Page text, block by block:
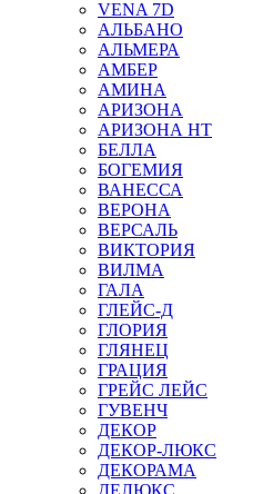
VENA 7D
АЛЬБАНО
АЛЬМЕРА
АМБЕР
АМИНА
АРИЗОНА
АРИЗОНА НТ
БЕЛЛА
БОГЕМИЯ
ВАНЕССА
ВЕРОНА
ВЕРСАЛЬ
ВИКТОРИЯ
ВИЛМА
ГАЛА
ГЛЕЙС-Д
ГЛОРИЯ
ГЛЯНЕЦ
ГРАЦИЯ
ГРЕЙС ЛЕЙС
ГУВЕНЧ
ДЕКОР
ДЕКОР-ЛЮКС
ДЕКОРАМА
ДЕЛЮКС